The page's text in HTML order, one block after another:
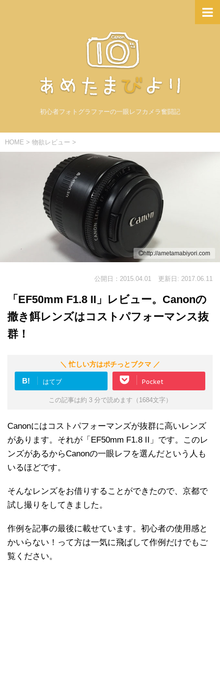
初心者フォトグラファーの一眼レフカメラ奮闘記
HOME > 物欲レビュー >
http://ametamabiyori.com
公開日：2015.04.01 更新日: 2017.06.11
「EF50mm F1.8 II」レビュー。Canonの
撒き餌レンズはコストパフォーマンス抜
群！
＼ 忙しい方はポチっとブクマ ／
B! はてブ Pocket
この記事は約 3 分で読めます（1684文字）
Canonにはコストパフォーマンズが抜群に高いレンズ
があります。それが「EF50mm F1.8 II」です。このレ
ンズがあるからCanonの一眼レフを選んだという人も
いるほどです。
そんなレンズをお借りすることができたので、京都で
試し撮りをしてきました。
作例を記事の最後に載せています。初心者の使用感と
かいらない！って方は一気に飛ばして作例だけでもご
覧ください。